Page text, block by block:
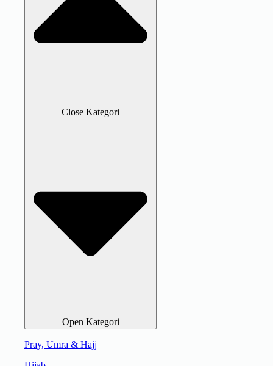
Close Kategori
Open Kategori
Pray, Umra & Hajj